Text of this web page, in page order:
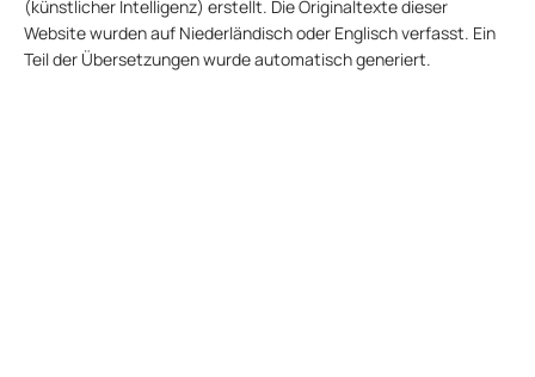
(künstlicher Intelligenz) erstellt. Die Originaltexte dieser
Website wurden auf Niederländisch oder Englisch verfasst. Ein
Teil der Übersetzungen wurde automatisch generiert.